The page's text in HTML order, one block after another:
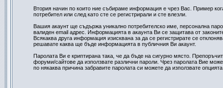
Втория начин по които ние събираме информация е чрез Вас. Пример
потребител или след като сте се регистрирали и сте влезли.
Вашия акаунт ще съдържа уникално потребителско име, персонална
валиден email адрес. Информацията в акаунта Ви се защитава от
Всякаква друга информация изисквана за да се регистрирате се
решавате каква ще бъде информацията в публичния Ви акаунт.
Паролата Ви е криптирана така, че да бъде на сигурно място.
форуми/сайтове да използвате различни пароли. Чрез паролата Вие
по някаква причина забравите паролата си можете да използвате